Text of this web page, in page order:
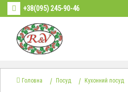
+38(095) 245-90-46
Головна Посуд Кухонний посуд